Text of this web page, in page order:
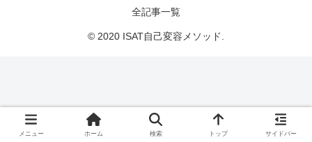
全記事一覧
© 2020 ISAT自己変容メソッド.
メニュー ホーム 検索 トップ サイドバー